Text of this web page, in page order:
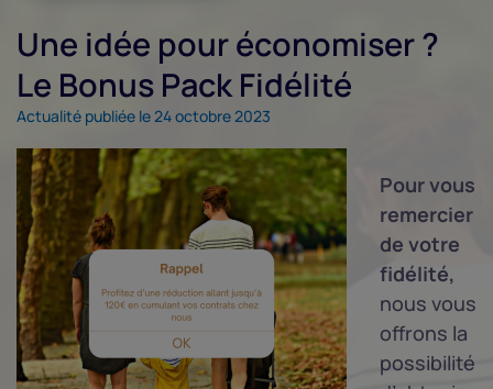
Une idée pour économiser ?
Le Bonus Pack Fidélité
Actualité publiée le 24 octobre 2023
Pour vous
remercier
de votre
fidélité,
nous vous
offrons la
possibilité